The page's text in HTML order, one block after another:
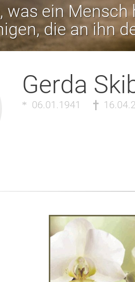
was ein
die an ihn
Gerda
06.01.1941